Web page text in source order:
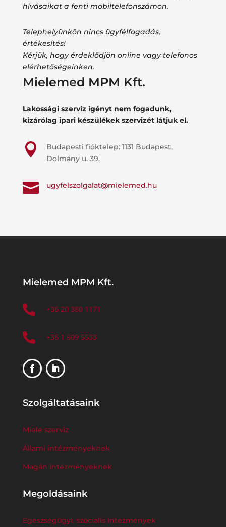
hívásaikat a fenti mobiltelefonszámon.
Telephelyünkön nincs ügyfélfogadás,
értékesítés!
Kérjük, hogy érdeklődjön online vagy telefonos
elérhetőségeinken.
Mielemed MPM Kft.
Lakossági szerviz igényt nem fogadunk,
kizárólag ipari készülékek szervizét látjuk el.

Budapesti fióktelep: 1131 Budapest,
Dolmány u. 39.
 ugyfelszolgalat@mielemed.hu
Mielemed MPM Kft.
 +36 20 380 1171
 +36 1 609 5533
Szolgáltatásaink
Miele szerviz
Állami intézményeknek
Magán intézményeknek
Megoldásaink
Egészségügyi, szociális intézmények